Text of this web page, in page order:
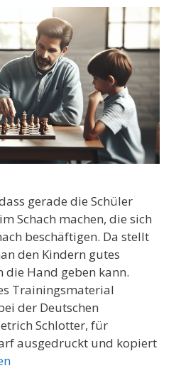
gerade die Schüler
Schach machen, die sich
beschäftigen. Da stellt
den Kindern gutes
Hand geben kann.
Trainingsmaterial
der Deutschen
Schlotter, für
ausgedruckt und kopiert